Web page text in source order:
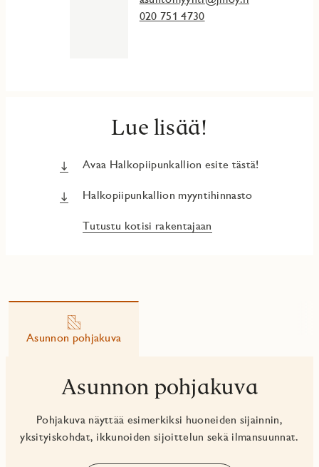
Lue lisää: jmoy.fi/halkopiipunkallio
henkilötietoja Asiakas- ja sidosryhmärekisterin
mukaisesti. Asiakirjassa on lisäksi tietoja siitä, miten voit
selvittää, mitä henkilötietoja JM Suomi Oy käsittelee ja
miten voit oikaista tietojasi tai peruuttaa suostumuksen.
020 751 4730
Lue lisää!
Avaa Halkopiipunkallion esite tästä!
Halkopiipunkallion myyntihinnasto
Tutustu kotisi rakentajaan
Asunnon pohjakuva
Asunnon pohjakuva
Pohjakuva näyttää esimerkiksi huoneiden sijainnin,
yksityiskohdat, ikkunoiden sijoittelun sekä ilmansuunnat.